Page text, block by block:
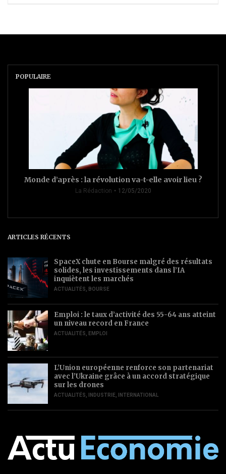
POPULAIRE
Monde d’après : la révolution va-t-elle avoir lieu ?
La Rédaction 12/05/2020
ARTICLES RÉCENTS
SpaceX chute en Bourse malgré des résultats
solides, les investissements dans l’IA
inquiètent les marchés
ACTUALITÉS, BOURSE
Emploi : le taux d’activité des 55-64 ans atteint
un niveau record en France
ACTUALITÉS, EMPLOI
L’Union européenne renforce son partenariat
avec l’Ukraine grâce à un accord stratégique
sur les drones
ACTUALITÉS, INDUSTRIE, INTERNATIONAL